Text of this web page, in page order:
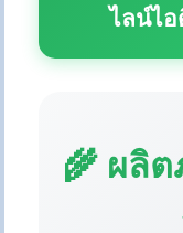
ไลน์ไ
🌾 ผลิ